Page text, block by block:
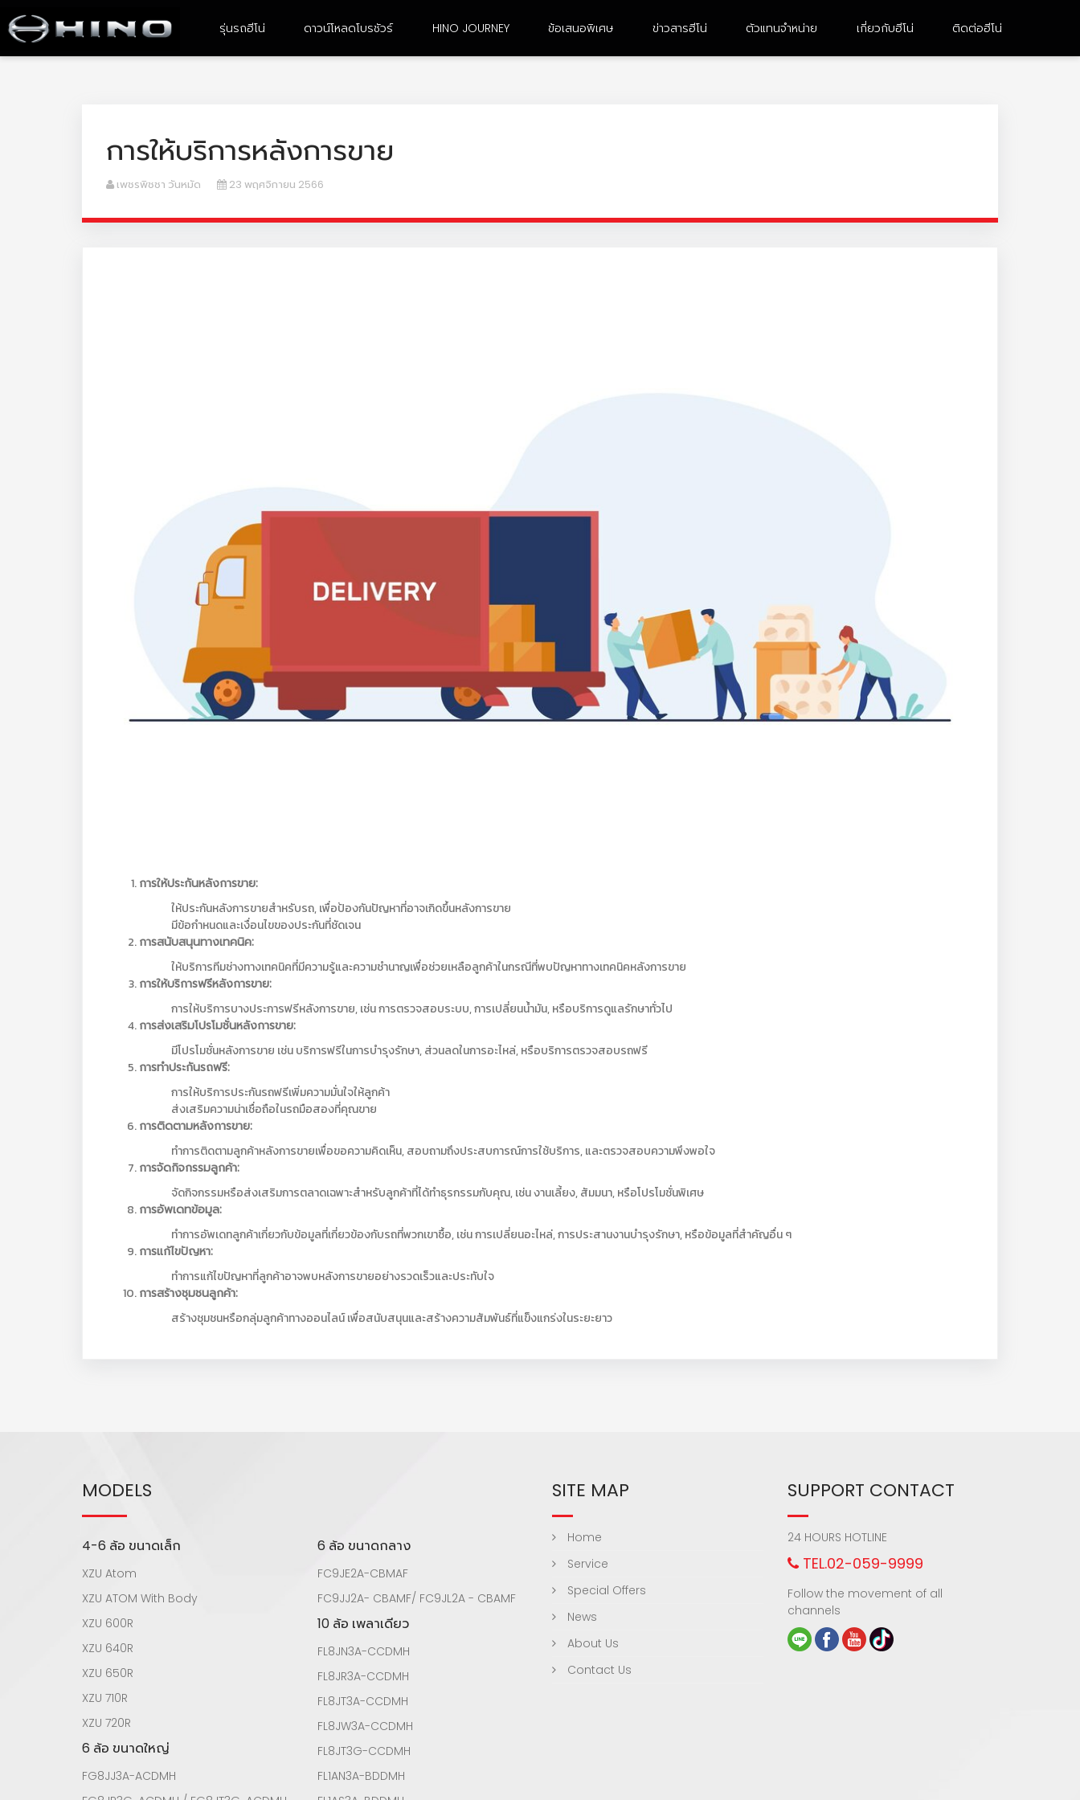
รุ่นรถฮีโน่
XZU ATOM With Body
FC9JE2A-CBMAF
FC9JJ2A- CBAMF/ FC9JL2A -
FG8JR3G-ACDMH /
FL8JR3A-CCDMH
FL1AW3A-BDDMH
FM1AN3D-BDDMH
FG8JH3B
ดาวน์โหลดโบรชัวร์ HINO JOURNEY ข้อเสนอพิเศษ ข่าวสารฮีโน่ ตัวแทนจำหน่าย เกี่ยวกับฮีโน่ ติดต่อฮีโน่
การให้บริการหลังการขาย
เพชรพิชชา วันหมัด 23 พฤศจิกายน 2566
การให้ประกันหลังการขาย:
ให้ประกันหลังการขายสำหรับรถ, เพื่อป้องกันปัญหาที่อาจเกิดขึ้นหลังการขาย
มีข้อกำหนดและเงื่อนไขของประกันที่ชัดเจน
การสนับสนุนทางเทคนิค:
ให้บริการทีมช่างทางเทคนิคที่มีความรู้และความชำนาญเพื่อช่วยเหลือลูกค้าในกรณีที่พบปัญหาทางเทคนิคหลังการขาย
การให้บริการฟรีหลังการขาย:
การให้บริการบางประการฟรีหลังการขาย, เช่น การตรวจสอบระบบ, การเปลี่ยนน้ำมัน, หรือบริการดูแลรักษาทั่วไป
การส่งเสริมโปรโมชั่นหลังการขาย:
มีโปรโมชั่นหลังการขาย เช่น บริการฟรีในการบำรุงรักษา, ส่วนลดในการอะไหล่, หรือบริการตรวจสอบรถฟรี
การทำประกันรถฟรี:
การให้บริการประกันรถฟรีเพิ่มความมั่นใจให้ลูกค้า
ส่งเสริมความน่าเชื่อถือในรถมือสองที่คุณขาย
การติดตามหลังการขาย:
ทำการติดตามลูกค้าหลังการขายเพื่อขอความคิดเห็น, สอบถามถึงประสบการณ์การใช้บริการ, และตรวจสอบความพึงพอใจ
การจัดกิจกรรมลูกค้า:
จัดกิจกรรมหรือส่งเสริมการตลาดเฉพาะสำหรับลูกค้าที่ได้ทำธุรกรรมกับคุณ, เช่น งานเลี้ยง, สัมมนา, หรือโปรโมชั่นพิเศษ
การอัพเดทข้อมูล:
ทำการอัพเดทลูกค้าเกี่ยวกับข้อมูลที่เกี่ยวข้องกับรถที่พวกเขาซื้อ, เช่น การเปลี่ยนอะไหล่, การประสานงานบำรุงรักษา, หรือข้อมูลที่สำคัญอื่น ๆ
การแก้ไขปัญหา:
ทำการแก้ไขปัญหาที่ลูกค้าอาจพบหลังการขายอย่างรวดเร็วและประทับใจ
การสร้างชุมชนลูกค้า:
สร้างชุมชนหรือกลุ่มลูกค้าทางออนไลน์ เพื่อสนับสนุนและสร้างความสัมพันธ์ที่แข็งแกร่งในระยะยาว
MODELS
4-6 ล้อ ขนาดเล็ก
XZU Atom
XZU ATOM With Body
XZU 600R
XZU 640R
XZU 650R
XZU 710R
XZU 720R
6 ล้อ ขนาดใหญ่
FG8JJ3A-ACDMH
6 ล้อ ขนาดกลาง
FC9JE2A-CBMAF
FC9JJ2A- CBAMF/ FC9JL2A - CBAMF
10 ล้อ เพลาเดียว
FL8JN3A-CCDMH
FL8JR3A-CCDMH
FL8JT3A-CCDMH
FL8JW3A-CCDMH
FL8JT3G-CCDMH
FL1AN3A-BDDMH
SITE MAP
Home
Service
Special Offers
News
About Us
Contact Us
SUPPORT CONTACT
24 HOURS HOTLINE
TEL.02-059-9999
Follow the movement of all
channels